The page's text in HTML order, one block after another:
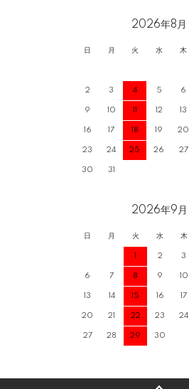
2026年8月
日 月 火 水 木
2 3 4 5 6
9 10 11 12 13
16 17 18 19 20
23 24 25 26 27
30 31
2026年9月
日 月 火 水 木
1 2 3
6 7 8 9 10
13 14 15 16 17
20 21 22 23 24
27 28 29 30